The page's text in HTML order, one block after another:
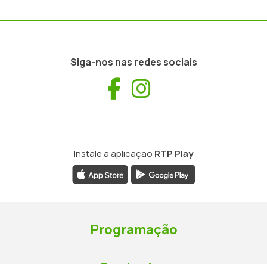
Siga-nos nas redes sociais
Facebook
Instale a aplicação RTP Play
Programação